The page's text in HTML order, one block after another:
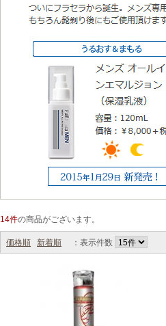
14件の商品がございます。
価格順 新着順 ：表示件数